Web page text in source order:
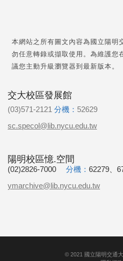
本網站之所有圖文內容為國立陽明
勿任意轉錄或擷取使用。為維護您
議您主動升級瀏覽器到最新版本。
交大校區發展館
(03)571-2121 分機： 52629
sc.specol@lib.nycu.edu.tw
陽明校區憶.空間
(02)2826-7000 分機： 62279、
ymarchive@lib.nycu.edu.tw
© 2021 國立陽明交通